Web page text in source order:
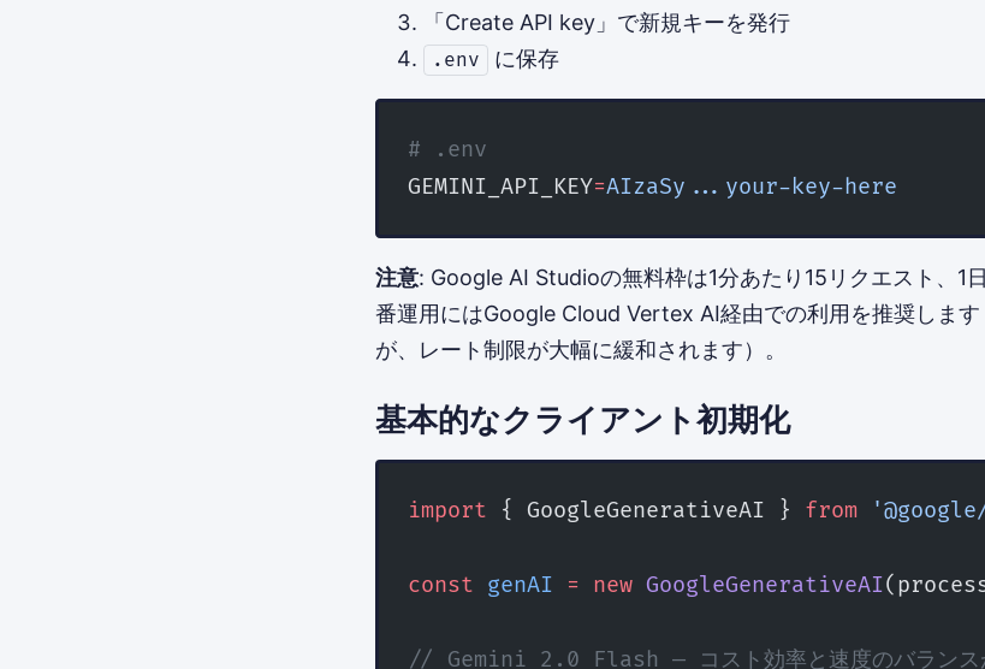
「Create API key」で新規キーを発行
.env に保存
# .env
GEMINI_API_KEY=AIzaSy...your-key-here
注意: Google AI Studioの無料枠は1分あたり15リクエスト、1
番運用にはGoogle Cloud Vertex AI経由での利用を推奨しま
が、レート制限が大幅に緩和されます）。
基本的なクライアント初期化
import { GoogleGenerativeAI } from
const genAI = new GoogleGenerativeAI
// Gemini 2.0 Flash — コスト効率と速度のバランス